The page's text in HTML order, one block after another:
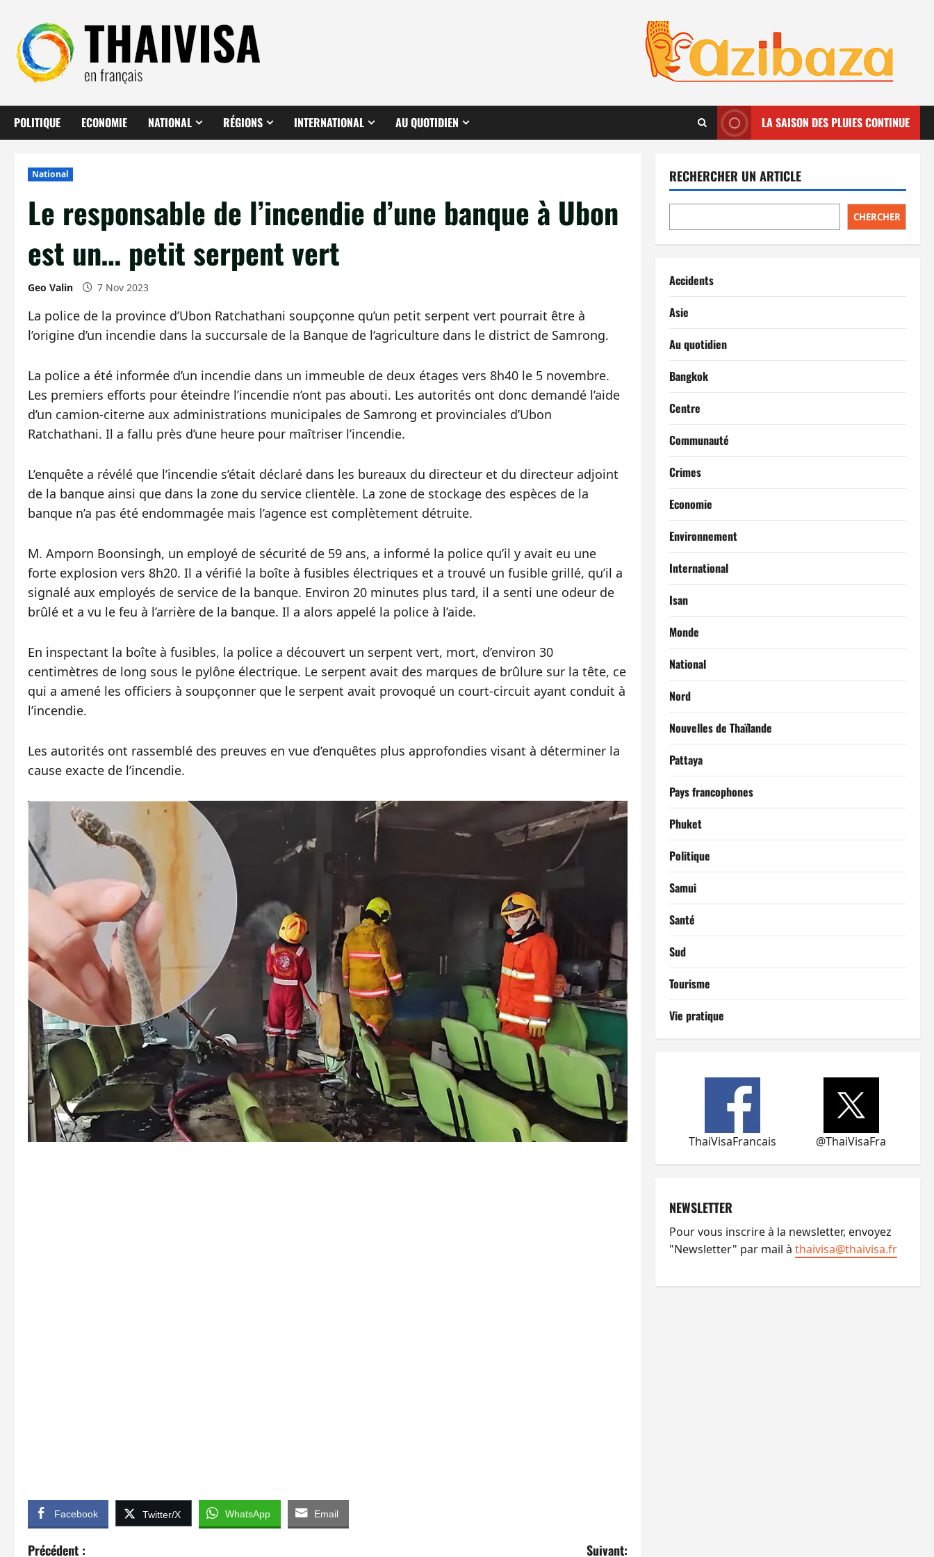
contenu
POLITIQUE ECONOMIE NATIONAL RÉGIONS INTERNATIONAL AU QUOTIDIEN LA SAISON DES PLUIES CONTINUE
National
Le responsable de l’incendie d’une banque à Ubon
est un… petit serpent vert
Geo Valin 7 Nov 2023
La police de la province d’Ubon Ratchathani soupçonne qu’un petit serpent vert pourrait être à
l’origine d’un incendie dans la succursale de la Banque de l’agriculture dans le district de Samrong.
La police a été informée d’un incendie dans un immeuble de deux étages vers 8h40 le 5 novembre.
Les premiers efforts pour éteindre l’incendie n’ont pas abouti. Les autorités ont donc demandé l’aide
d’un camion-citerne aux administrations municipales de Samrong et provinciales d’Ubon
Ratchathani. Il a fallu près d’une heure pour maîtriser l’incendie.
L’enquête a révélé que l’incendie s’était déclaré dans les bureaux du directeur et du directeur adjoint
de la banque ainsi que dans la zone du service clientèle. La zone de stockage des espèces de la
banque n’a pas été endommagée mais l’agence est complètement détruite.
M. Amporn Boonsingh, un employé de sécurité de 59 ans, a informé la police qu’il y avait eu une
forte explosion vers 8h20. Il a vérifié la boîte à fusibles électriques et a trouvé un fusible grillé, qu’il a
signalé aux employés de service de la banque. Environ 20 minutes plus tard, il a senti une odeur de
brûlé et a vu le feu à l’arrière de la banque. Il a alors appelé la police à l’aide.
En inspectant la boîte à fusibles, la police a découvert un serpent vert, mort, d’environ 30
centimètres de long sous le pylône électrique. Le serpent avait des marques de brûlure sur la tête, ce
qui a amené les officiers à soupçonner que le serpent avait provoqué un court-circuit ayant conduit à
l’incendie.
Les autorités ont rassemblé des preuves en vue d’enquêtes plus approfondies visant à déterminer la
cause exacte de l’incendie.
Facebook Twitter/X WhatsApp Email
Précédent : Suivant:
RECHERCHER UN ARTICLE
CHERCHER
Accidents
Asie
Au quotidien
Bangkok
Centre
Communauté
Crimes
Economie
Environnement
International
Isan
Monde
National
Nord
Nouvelles de Thaïlande
Pattaya
Pays francophones
Phuket
Politique
Samui
Santé
Sud
Tourisme
Vie pratique
ThaiVisaFrancais @ThaiVisaFra
NEWSLETTER
Pour vous inscrire à la newsletter, envoyez
"Newsletter" par mail à thaivisa@thaivisa.fr